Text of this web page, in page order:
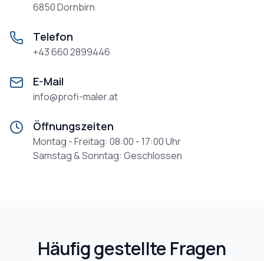
6850 Dornbirn
Telefon
+43 660 2899446
E-Mail
info@profi-maler.at
Öffnungszeiten
Montag - Freitag: 08:00 - 17:00 Uhr
Samstag & Sonntag: Geschlossen
Häufig gestellte Fragen